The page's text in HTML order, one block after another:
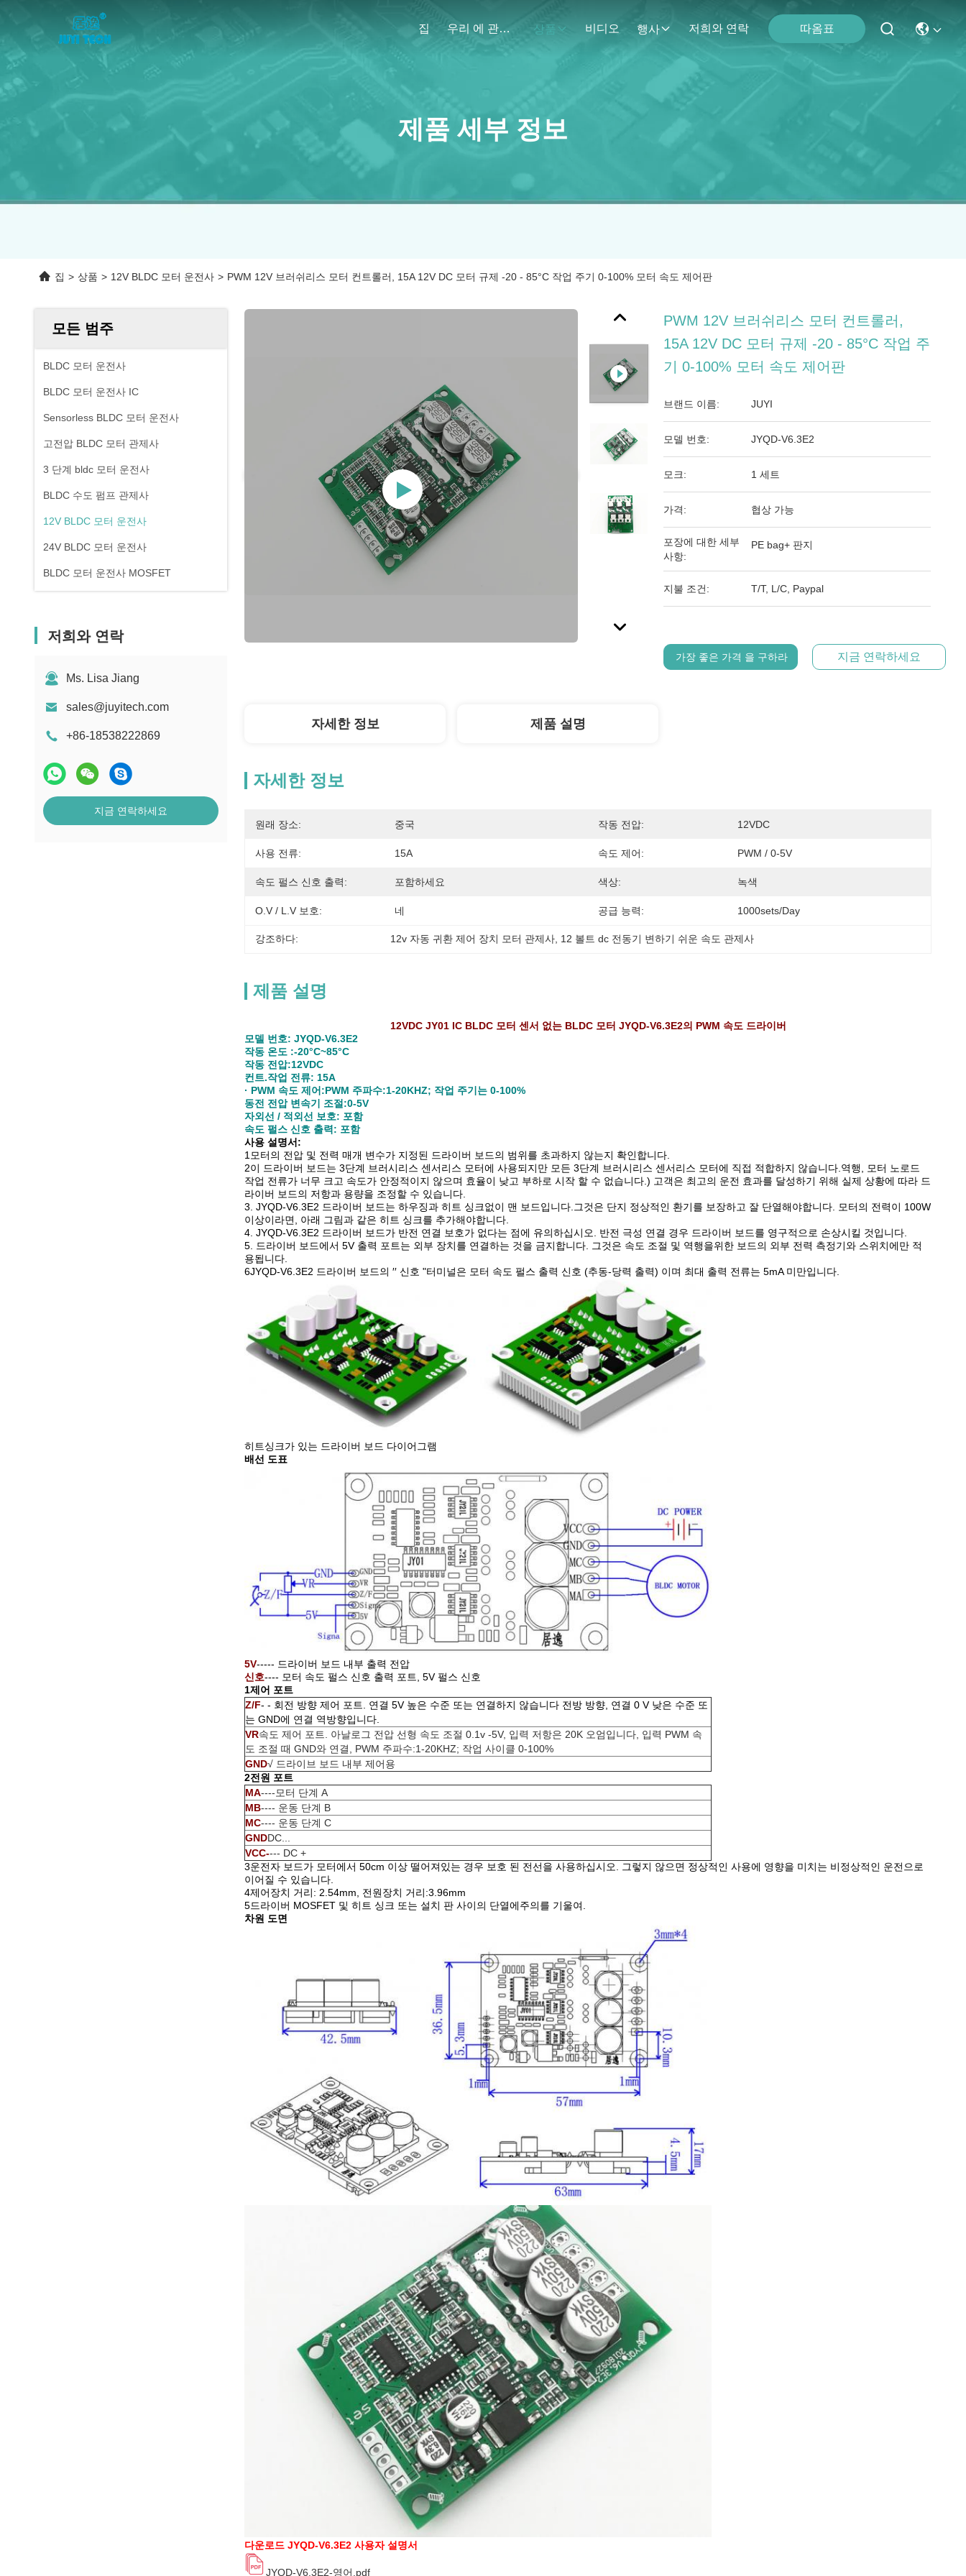
집 우리 에 관한 것 상품 비디오 행사 저희와 연락 따옴표
제품 세부 정보
집 > 상품 > 12V BLDC 모터 운전사 > PWM 12V 브러쉬리스 모터 컨트롤러, 15A 12V DC 모터 규제 -20 - 85°C 작업 주기 0-100% 모터 속도 제어판
모든 범주
BLDC 모터 운전사
BLDC 모터 운전사 IC
Sensorless BLDC 모터 운전사
고전압 BLDC 모터 관제사
3 단계 bldc 모터 운전사
BLDC 수도 펌프 관제사
12V BLDC 모터 운전사
24V BLDC 모터 운전사
BLDC 모터 운전사 MOSFET
저희와 연락
Ms. Lisa Jiang
sales@juyitech.com
+86-18538222869
지금 연락하세요
PWM 12V 브러쉬리스 모터 컨트롤러,
15A 12V DC 모터 규제 -20 - 85°C 작업 주
기 0-100% 모터 속도 제어판
브랜드 이름: JUYI
모델 번호: JYQD-V6.3E2
모크: 1 세트
가격: 협상 가능
포장에 대한 세부
사항:
PE bag+ 판지
지불 조건: T/T, L/C, Paypal
가장 좋은 가격 을 구하라 지금 연락하세요
자세한 정보 제품 설명
자세한 정보
원래 장소: 중국 작동 전압: 12VDC
사용 전류: 15A 속도 제어: PWM / 0-5V
속도 펄스 신호 출력: 포함하세요 색상: 녹색
O.V / L.V 보호: 네 공급 능력: 1000sets/day
강조하다: 12v 자동 귀환 제어 장치 모터 관제사 12 볼트 dc 전동기 변하기 쉬운 속도 관제사
제품 설명
12VDC JY01 IC BLDC 모터 센서 없는 BLDC 모터 JYQD-V6.3E2의 PWM 속도 드라이버
모델 번호: JYQD-V6.3E2
작동 온도 :-20°C~85°C
작동 전압:12VDC
컨트.작업 전류: 15A
· PWM 속도 제어:PWM 주파수:1-20KHZ; 작업 주기는 0-100%
동전 전압 변속기 조절:0-5V
자외선 / 적외선 보호: 포함
속도 펄스 신호 출력: 포함
사용 설명서:
1모터의 전압 및 전력 매개 변수가 지정된 드라이버 보드의 범위를 초과하지 않는지 확인합니다.
2이 드라이버 보드는 3단계 브러시리스 센서리스 모터에 사용되지만 모든 3단계 브러시리스 센서리스 모터에 직접 적합하지 않습니다.역행, 모터 노로드
작업 전류가 너무 크고 속도가 안정적이지 않으며 효율이 낮고 부하로 시작 할 수 없습니다.) 고객은 최고의 운전 효과를 달성하기 위해 실제 상황에 따라 드
라이버 보드의 저항과 용량을 조정할 수 있습니다.
3. JYQD-V6.3E2 드라이버 보드는 하우징과 히트 싱크없이 맨 보드입니다.그것은 단지 정상적인 환기를 보장하고 잘 단열해야합니다. 모터의 전력이 100W
이상이라면, 아래 그림과 같은 히트 싱크를 추가해야합니다.
4. JYQD-V6.3E2 드라이버 보드가 반전 연결 보호가 없다는 점에 유의하십시오. 반전 극성 연결 경우 드라이버 보드를 영구적으로 손상시킬 것입니다.
5. 드라이버 보드에서 5V 출력 포트는 외부 장치를 연결하는 것을 금지합니다. 그것은 속도 조절 및 역행을위한 보드의 외부 전력 측정기와 스위치에만 적
용됩니다.
6JYQD-V6.3E2 드라이버 보드의 ′′ 신호 "터미널은 모터 속도 펄스 출력 신호 (추동-당력 출력) 이며 최대 출력 전류는 5mA 미만입니다.
히트싱크가 있는 드라이버 보드 다이어그램
배선 도표
5V----- 드라이버 보드 내부 출력 전압
신호---- 모터 속도 펄스 신호 출력 포트, 5V 펄스 신호
1제어 포트
Z/F- - 회전 방향 제어 포트. 연결 5V 높은 수준 또는 연결하지 않습니다 전방 방향, 연결 0 V 낮은 수준 또
는 GND에 연결 역방향입니다.
VR속도 제어 포트. 아날로그 전압 선형 속도 조절 0.1v -5V, 입력 저항은 20K 오엄입니다, 입력 PWM 속
도 조절 때 GND와 연결, PWM 주파수:1-20KHZ; 작업 사이클 0-100%
GND√ 드라이브 보드 내부 제어용
2전원 포트
MA----모터 단계 A
MB---- 운동 단계 B
MC---- 운동 단계 C
GNDDC...
VCC---- DC +
3운전자 보드가 모터에서 50cm 이상 떨어져있는 경우 보호 된 전선을 사용하십시오. 그렇지 않으면 정상적인 사용에 영향을 미치는 비정상적인 운전으로
이어질 수 있습니다.
4제어장치 거리: 2.54mm, 전원장치 거리:3.96mm
5드라이버 MOSFET 및 히트 싱크 또는 설치 판 사이의 단열에주의를 기울여.
차원 도면
다운로드 JYQD-V6.3E2 사용자 설명서
JYQD-V6.3E2-영어.pdf